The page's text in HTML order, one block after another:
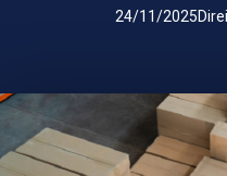
24/11/2025